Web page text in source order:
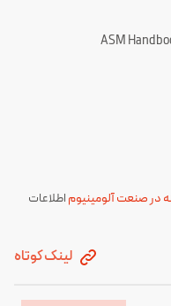
ASM
در صنعت آلومینیوماطلاعات
لینک کوتاه